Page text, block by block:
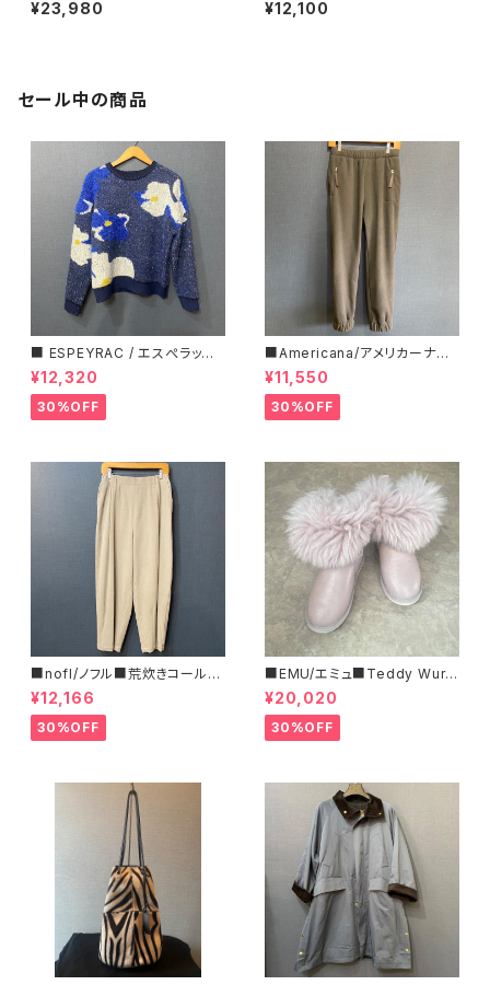
¥23,980 ¥12,100
セール中の商品
■ ESPEYRAC / エスぺラック
■ フラワーモチーフニット■YE
LLOW & NAVY■ 超カワイイ！
¥12,320
30%OFF
■Americana/アメリカーナ■
マイクロフリース・イージーパン
ツ■
¥11,550
30%OFF
■nofl/ノフル■荒炊きコール天
テーパードパンツ■ゆるっとバ
ルーンシルエット
¥12,166
30%OFF
■EMU/エミュ■Teddy Wurr
en■撥水サイドジッパーブーツ
¥20,020
30%OFF